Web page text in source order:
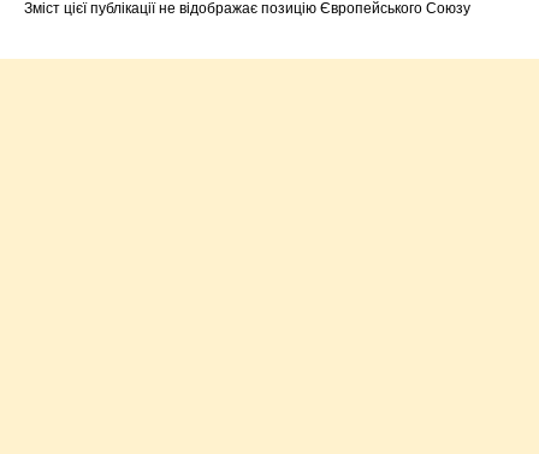
Зміст цієї публікації не відображає позицію Європейського Союзу